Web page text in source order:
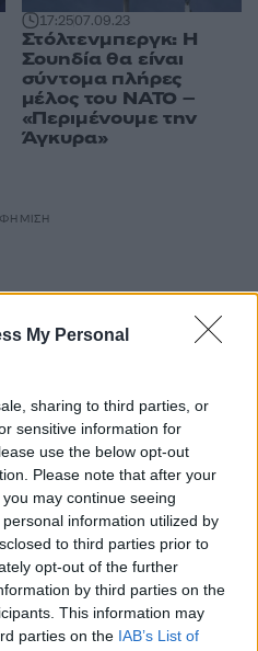
My Personal
sharing to third parties, or
sensitive information for
use the below opt-out
Please note that after your
may continue seeing
information utilized by
to third parties prior to
opt-out of the further
by third parties on the
This information may
parties on the IAB’s List of
17:2507.09.23
Στόλτενμπεργκ: Η
Σουηδία θα είναι
σύντομα πλήρες
μέλος του ΝΑΤΟ –
«Περιμένουμε την
Άγκυρα»